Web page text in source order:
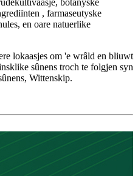
botanyske
, farmaseutyske
en oare natuerlike
lokaasjes om 'e wrâld en bliuwt
sûnens troch te folgjen syn
Wittenskip.